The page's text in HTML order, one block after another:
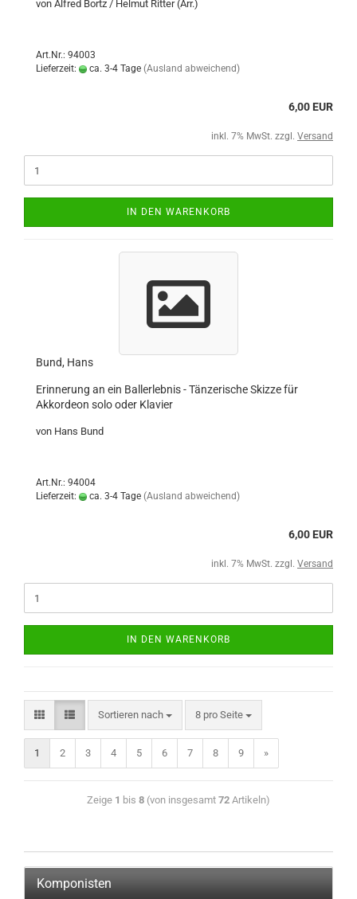
von Alfred Bortz / Helmut Ritter (Arr.)
Art.Nr.: 94003
Lieferzeit:
ca. 3-4 Tage (Ausland abweichend)
6,00 EUR
inkl. 7% MwSt. zzgl. Versand
IN DEN WARENKORB
Bund, Hans
Erinnerung an ein Ballerlebnis - Tänzerische Skizze für
Akkordeon solo oder Klavier
von Hans Bund
Art.Nr.: 94004
Lieferzeit:
ca. 3-4 Tage (Ausland abweichend)
6,00 EUR
inkl. 7% MwSt. zzgl. Versand
IN DEN WARENKORB
Sortieren nach 8 pro Seite
1 2 3 4 5 6 7 8 9 »
Zeige 1 bis 8 (von insgesamt 72 Artikeln)
Komponisten